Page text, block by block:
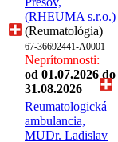
(RHEUMA s.r.o.)
(Reumatológia)
67-36692441-A0001
Neprítomnosti:
od 01.07.2026 do
31.08.2026
Reumatologická
ambulancia,
MUDr. Ladislav